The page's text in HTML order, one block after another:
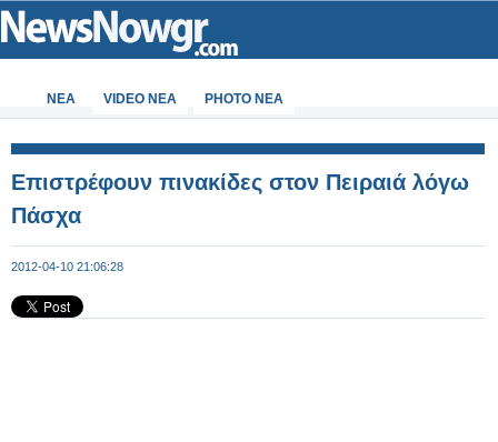
ΝΕΑ VIDEO NEA PHOTO NEA
Επιστρέφουν πινακίδες στον Πειραιά λόγω
Πάσχα
2012-04-10 21:06:28